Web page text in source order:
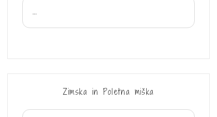
...
Zimska in Poletna miška